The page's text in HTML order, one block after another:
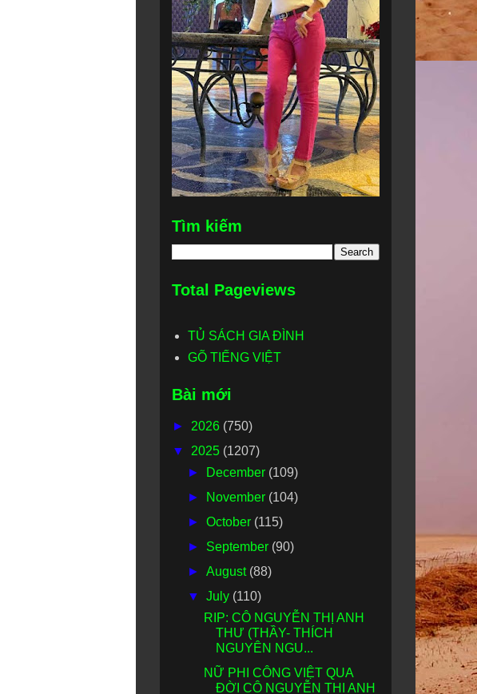
Tìm kiếm
Total Pageviews
TỦ SÁCH GIA ĐÌNH
GÕ TIẾNG VIỆT
Bài mới
► 2026 (750)
▼ 2025 (1207)
►
December (109)
►
November (104)
►October (115)
► September (90)
►August (88)
▼July (110)
RIP: CÔ NGUYỄN THỊ ANH
THƯ (THẦY- THÍCH
NGUYÊN NGU...
NỮ PHI CÔNG VIỆT QUA
ĐỜI CÔ NGUYỄN THI ANH